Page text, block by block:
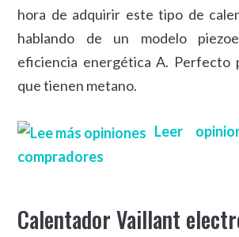
hora de adquirir este tipo de
hablando de un modelo
eficiencia energética A. Perfecto
que tienen metano.
Leer
compradores
Calentador Vaillant